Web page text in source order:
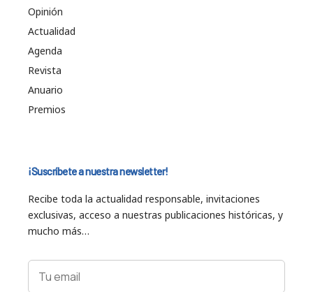
Opinión
Actualidad
Agenda
Revista
Anuario
Premios
¡Suscríbete a nuestra newsletter!
Recibe toda la actualidad responsable, invitaciones
exclusivas, acceso a nuestras publicaciones históricas, y
mucho más…